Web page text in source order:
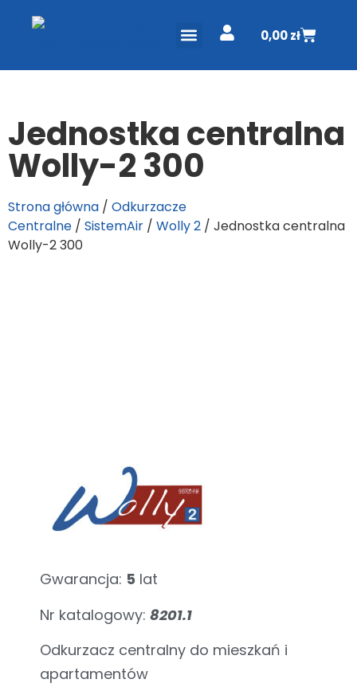
0,00zł
Jednostka centralna
Wolly-2 300
Strona główna / Odkurzacze
Centralne / SistemAir / Wolly 2 / Jednostka centralna
Wolly-2 300
Gwarancja: 5 lat
Nr katalogowy: 8201.1
Odkurzacz centralny do mieszkań i
apartamentów